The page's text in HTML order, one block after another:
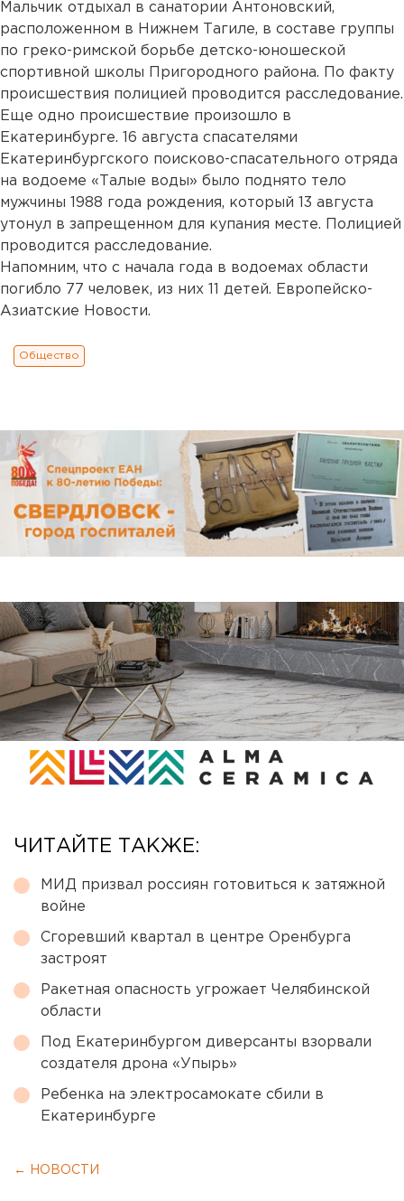
Мальчик отдыхал в санатории Антоновский,
расположенном в Нижнем Тагиле, в составе группы
по греко-римской борьбе детско-юношеской
спортивной школы Пригородного района. По факту
происшествия полицией проводится расследование.
Еще одно происшествие произошло в
Екатеринбурге. 16 августа спасателями
Екатеринбургского поисково-спасательного отряда
на водоеме «Талые воды» было поднято тело
мужчины 1988 года рождения, который 13 августа
утонул в запрещенном для купания месте. Полицией
проводится расследование.
Напомним, что с начала года в водоемах области
погибло 77 человек, из них 11 детей. Европейско-
Азиатские Новости.
Общество
ЧИТАЙТЕ ТАКЖЕ:
МИД призвал россиян готовиться к затяжной
войне
Сгоревший квартал в центре Оренбурга
застроят
Ракетная опасность угрожает Челябинской
области
Под Екатеринбургом диверсанты взорвали
создателя дрона «Упырь»
Ребенка на электросамокате сбили в
Екатеринбурге
← НОВОСТИ